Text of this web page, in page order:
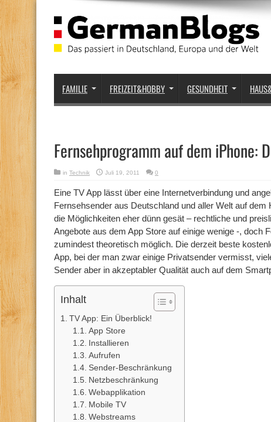
FAMILIE FREIZEIT&HOBBY GESUNDHEIT
Fernsehprogramm auf dem iPhone:
in Technik Juli 19, 2011 0
Eine TV App lässt über eine Internetverbindung und
Fernsehsender aus Deutschland und aller Welt auf
die Möglichkeiten eher dünn gesät – rechtliche und
Angebote aus dem App Store auf einige wenige -, doch
zumindest theoretisch möglich. Die derzeit beste
App, bei der man zwar einige Privatsender vermisst,
Sender aber in akzeptabler Qualität auch auf dem
Inhalt
TV App: Ein Überblick!
App Store
Installieren
Aufrufen
Sender-Beschränkung
Netzbeschränkung
Webapplikation
Mobile TV
Webstreams